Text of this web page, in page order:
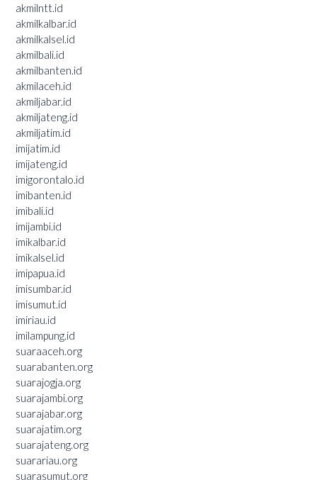
akmilntt.id
akmilkalbar.id
akmilkalsel.id
akmilbali.id
akmilbanten.id
akmilaceh.id
akmiljabar.id
akmiljateng.id
akmiljatim.id
imijatim.id
imijateng.id
imigorontalo.id
imibanten.id
imibali.id
imijambi.id
imikalbar.id
imikalsel.id
imipapua.id
imisumbar.id
imisumut.id
imiriau.id
imilampung.id
suaraaceh.org
suarabanten.org
suarajogja.org
suarajambi.org
suarajabar.org
suarajatim.org
suarajateng.org
suarariau.org
suarasumut.org